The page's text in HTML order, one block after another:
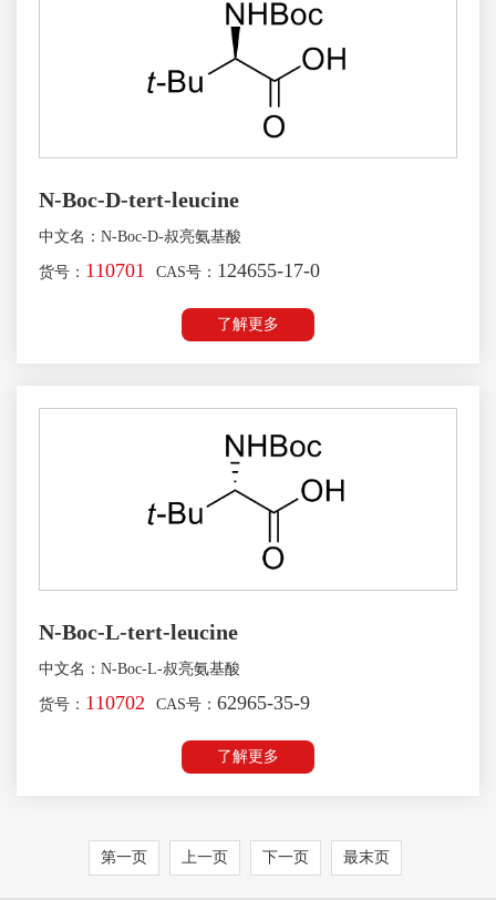
N-Boc-D-tert-leucine
中文名：N-Boc-D-叔亮氨基酸
货号： 110701 CAS号： 124655-17-0
了解更多
N-Boc-L-tert-leucine
中文名：N-Boc-L-叔亮氨基酸
货号： 110702 CAS号： 62965-35-9
了解更多
第一页 上一页 下一页 最末页